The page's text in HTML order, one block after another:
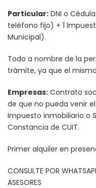
Particular: DNI o
teléfono fijo) + 1
Municipal).
Todo a nombre de la
trámite, ya que el
Empresas: Contrato
de que no pueda venir
Impuesto inmobiliario o
Constancia de CUIT.
Primer alquiler en
CONSULTE POR
ASESORES